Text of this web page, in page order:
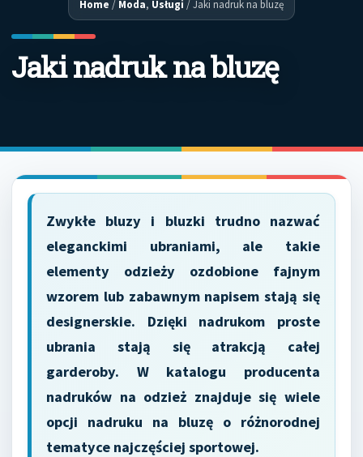
Home / Moda, Usługi /Jaki nadruk na bluzę
Jaki nadruk na bluzę
Zwykłe bluzy i bluzki trudno nazwać
eleganckimi ubraniami, ale takie
elementy odzieży ozdobione fajnym
wzorem lub zabawnym napisem stają się
designerskie. Dzięki nadrukom proste
ubrania stają się atrakcją całej
garderoby. W katalogu producenta
nadruków na odzież znajduje się wiele
opcji nadruku na bluzę o różnorodnej
tematyce najczęściej sportowej.